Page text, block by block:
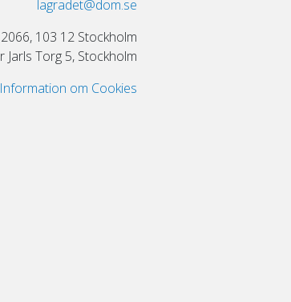
lagradet@dom.se
103 12 Stockholm
Jarls Torg 5, Stockholm
Information om Cookies